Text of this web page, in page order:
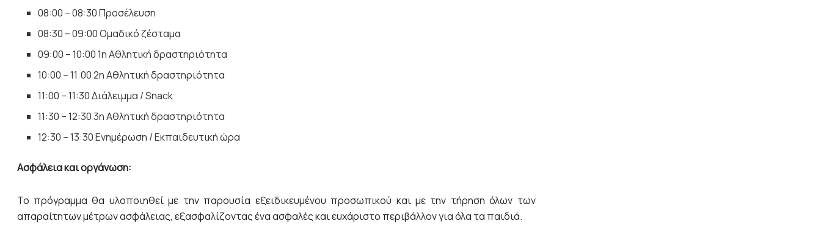
08:00 – 08:30 Προσέλευση
08:30 – 09:00 Ομαδικό ζέσταμα
09:00 – 10:00 1η Αθλητική δραστηριότητα
10:00 – 11:00 2η Αθλητική δραστηριότητα
11:00 – 11:30 Διάλειμμα / Snack
11:30 – 12:30 3η Αθλητική δραστηριότητα
12:30 – 13:30 Ενημέρωση / Εκπαιδευτική ώρα
Ασφάλεια και οργάνωση:
Το πρόγραμμα θα υλοποιηθεί με την παρουσία εξειδικευμένου προσωπικού και με την τήρηση όλων των
απαραίτητων μέτρων ασφάλειας, εξασφαλίζοντας ένα ασφαλές και ευχάριστο περιβάλλον για όλα τα παιδιά.